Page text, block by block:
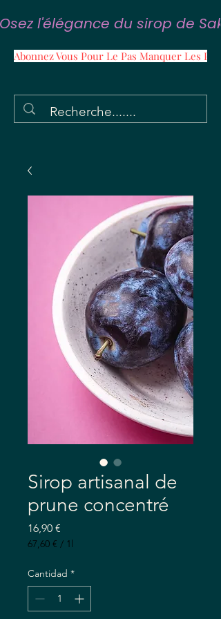
Osez l'élégance du sirop de
Abonnez Vous Pour Le Pas Manquer Les
Sirop artisanal de
prune concentré
16,90 €
67,60 € / 1l
por
1
Litro
Cantidad *